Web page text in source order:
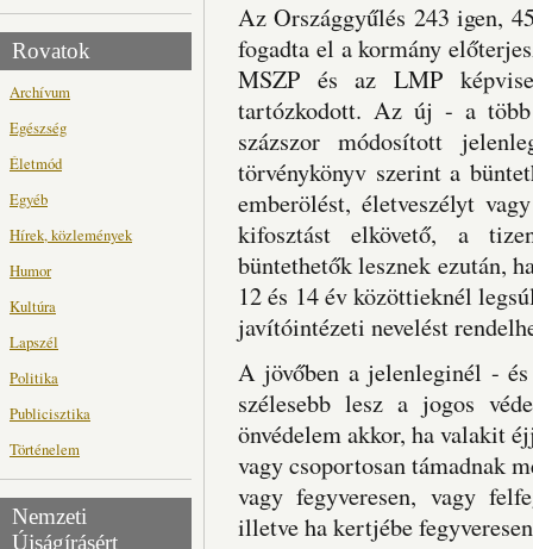
Rovatok
Archívum
Egészség
Életmód
Egyéb
Hírek, közlemények
Humor
Kultúra
Lapszél
Politika
Publicisztika
Történelem
Nemzeti
Újságírásért
Az Országgyűlés 243 igen,
fogadta el a kormány
MSZP és az LMP
tartózkodott. Az új - a
százszor módosított
törvénykönyv szerint a
emberölést, életveszélyt
kifosztást elkövető, a
büntethetők lesznek ezután,
12 és 14 év közöttieknél
javítóintézeti nevelést
A jövőben a jelenleginél -
szélesebb lesz a jogos
önvédelem akkor, ha valakit
vagy csoportosan támadnak
vagy fegyveresen, vagy
illetve ha kertjébe